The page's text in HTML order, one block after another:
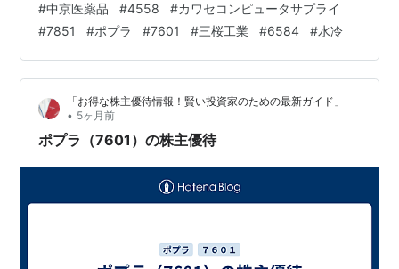
と取引してみました。 今回の記事では、 「今週の取引
～中京医薬品(4558)、カワセコンピュータ(7851)、ポプ
ラ(7601)、三桜工業(6584)～」 を公開しています。 ラ
ンキング参加中株式投資・FX・マネー 経済動向語り合お
う！ 今週の取引 今週は…
#中京医薬品 #4558 #カワセコンピュータサプライ
#7851 #ポプラ #7601 #三桜工業 #6584 #水冷
「お得な株主優待情報！賢い投資家のための最新ガイド」
• 5ヶ月前
ポプラ（7601）の株主優待